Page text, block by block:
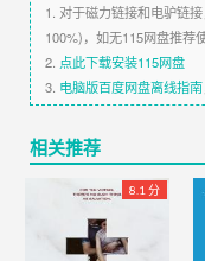
1. 对于磁力链接和电驴链
100%)，如无115网盘推荐
2. 点此下载安装115网盘
3. 电脑版百度网盘离线指南
相关推荐
8.1 分